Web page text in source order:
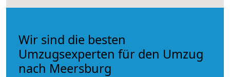
Wir sind die besten
Umzugsexperten für den Umzug
nach Meersburg